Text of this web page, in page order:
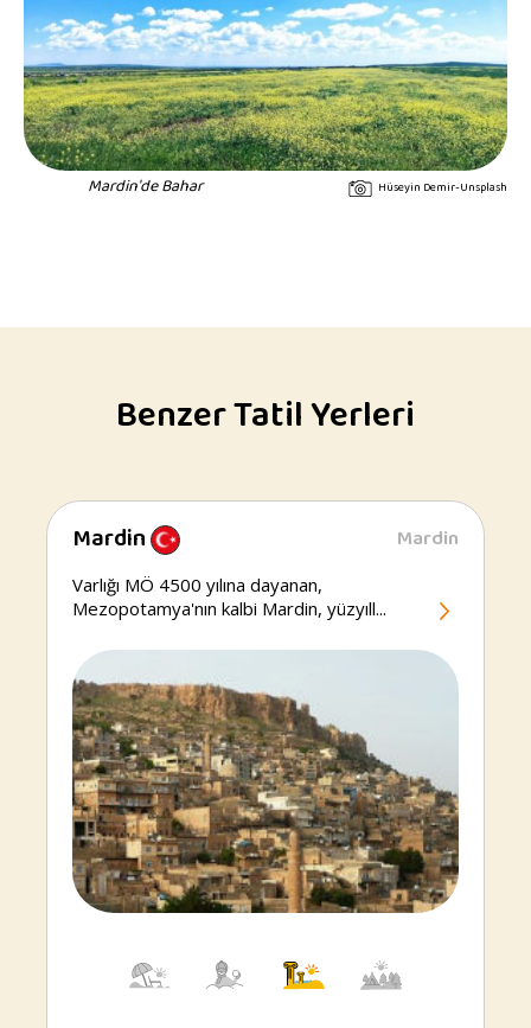
Mardin'de Bahar Hüseyin Demir-Unsplash
Benzer Tatil Yerleri
Mardin
Mardin Mardin
Varlığı MÖ 4500 yılına dayanan,
Mezopotamya'nın kalbi Mardin, yüzyıll...